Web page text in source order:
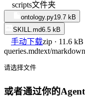
scripts文件夹
ontology.py19.7 kB
SKILL.md6.5 kB
手动下载zip · 11.6 kB
queries.mdtext/markdown
请选择文件
或者通过你的